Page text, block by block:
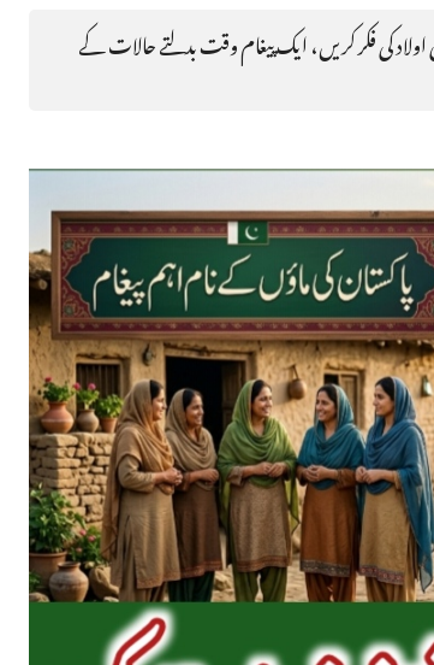
کی فکر کریں، ایک پیغام وقت بدلتے حالات کے